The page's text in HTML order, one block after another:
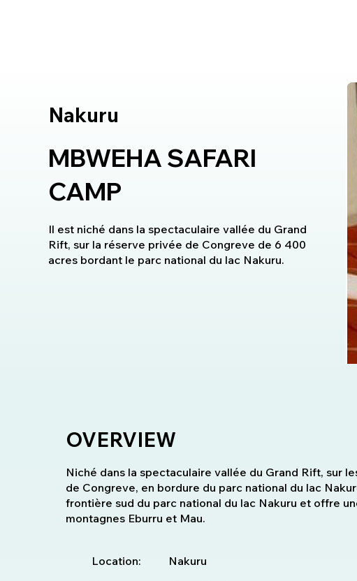
Nakuru
MBWEHA SAFARI
CAMP
Il est niché dans la spectaculaire vallée du Grand
Rift, sur la réserve privée de Congreve de 6 400
acres bordant le parc national du lac Nakuru.
OVERVIEW
Niché dans la spectaculaire vallée du Grand Rift, sur
de Congreve, en bordure du parc national du lac
frontière sud du parc national du lac Nakuru et offre
montagnes Eburru et Mau.
Location: Nakuru